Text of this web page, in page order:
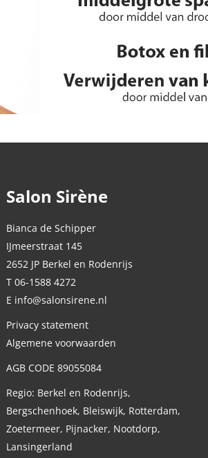
Salon Sirène
Bianca de Schipper
IJmeerstraat 145
2652 JP Berkel en Rodenrijs
T 06-1588 4272
E info@salonsirene.nl
Privacy statement
Algemene voorwaarden
AGB CODE 89055084
Regio: Berkel en Rodenrijs,
Bergschenhoek, Bleiswijk, Rotterdam,
Zoetermeer, Pijnacker, Nootdorp,
Lansingerland